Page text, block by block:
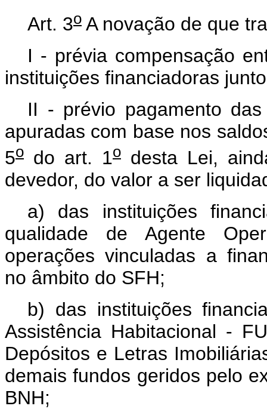
Art. 3o A novação de que
I - prévia compensação
instituições financiadoras
II - prévio pagamento
apuradas com base nos
5o do art. 1o desta Lei,
devedor, do valor a ser
a) das instituições
qualidade de Agente
operações vinculadas a
no âmbito do SFH;
b) das instituições
Assistência Habitacional -
Depósitos e Letras
demais fundos geridos pelo
BNH;